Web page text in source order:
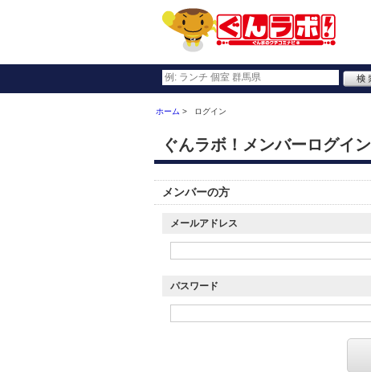
ホーム ログイン
ぐんラボ！メンバーログイン
メンバーの方
メールアドレス
パスワード